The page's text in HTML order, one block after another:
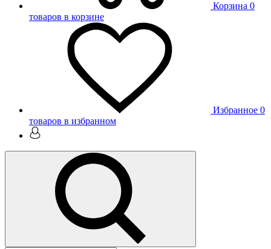
Корзина 0
товаров в корзине
Избранное 0
товаров в избранном